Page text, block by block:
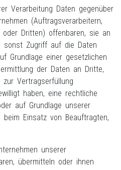
Verarbeitung Daten gegenüber
(Auftragsverarbeitern,
oder Dritten) offenbaren, sie an
sonst Zugriff auf die Daten
Grundlage einer gesetzlichen
der Daten an Dritte,
Vertragserfüllung
haben, eine rechtliche
auf Grundlage unserer
Einsatz von Beauftragten,
unserer
übermitteln oder ihnen